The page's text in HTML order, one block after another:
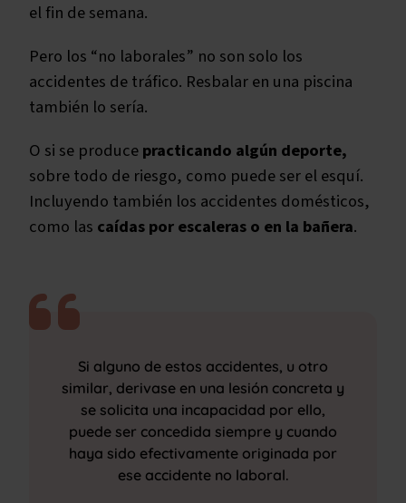
el fin de semana.
Pero los “no laborales” no son solo los
accidentes de tráfico. Resbalar en una piscina
también lo sería.
O si se producepracticando algún deporte,
sobre todo de riesgo, como puede ser el esquí.
Incluyendo también los accidentes domésticos,
como las caídas por escaleras o en la bañera.
Si alguno de estos accidentes, u otro
similar, derivase en una lesión concreta y
se solicita una incapacidad por ello,
puede ser concedida siempre y cuando
haya sido efectivamente originada por
ese accidente no laboral.